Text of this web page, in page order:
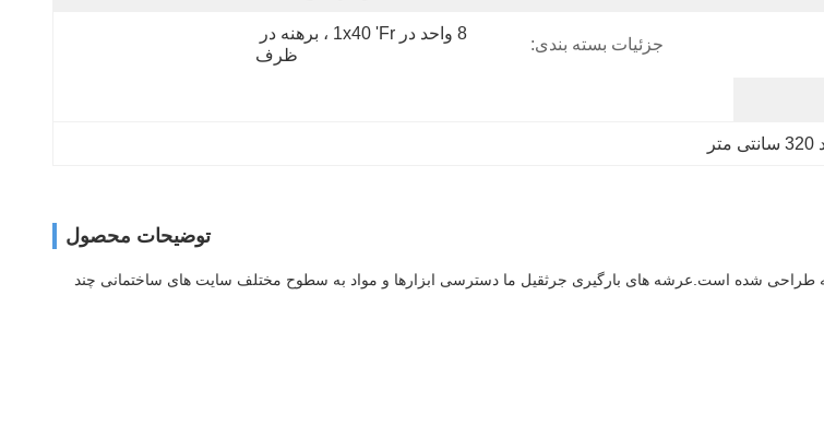
جزئیات بسته بندی:
ظرف
توضیحات محصول
طراحی شده است.عرشه های بارگیری جرثقیل ما دسترسی ابزارها و مواد به سطوح مختلف سایت های ساختمانی چند